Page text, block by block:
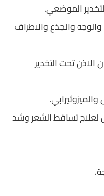
والوجه والجذع والاطراف
تحت التخدير
لعلاج تساقط الشعر وشد